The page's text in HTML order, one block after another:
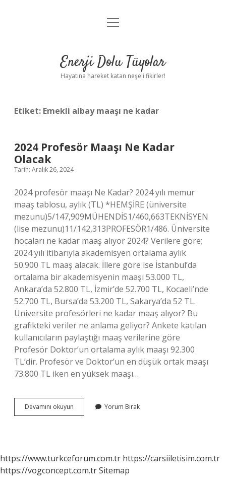
Anasayfa
Yasal Uyarı
menüyü
Enerji Dolu Tüyolar
Hayatına hareket katan neşeli fikirler!
Etiket: Emekli albay maaşı ne kadar
2024 Profesör Maaşı Ne Kadar
Olacak
Tarih: Aralık 26, 2024
2024 profesör maaşı Ne Kadar? 2024 yılı memur
maaş tablosu, aylık (TL) *HEMŞİRE (üniversite
mezunu)5/147,909MÜHENDİS1/460,663TEKNİSYEN
(lise mezunu)11/142,313PROFESÖR1/486. Üniversite
hocaları ne kadar maaş alıyor 2024? Verilere göre;
2024 yılı itibarıyla akademisyen ortalama aylık
50.900 TL maaş alacak. İllere göre ise İstanbul’da
ortalama bir akademisyenin maaşı 53.000 TL,
Ankara’da 52.800 TL, İzmir’de 52.700 TL, Kocaeli’nde
52.700 TL, Bursa’da 53.200 TL, Sakarya’da 52 TL.
Üniversite profesörleri ne kadar maaş alıyor? Bu
grafikteki veriler ne anlama geliyor? Ankete katılan
kullanıcıların paylaştığı maaş verilerine göre
Profesör Doktor’un ortalama aylık maaşı 92.300
TL’dir. Profesör ve Doktor’un en düşük ortak maaşı
73.800 TL iken en yüksek maaşı…
Devamını okuyun
Profesör
Yorum Bırak
https://www.turkceforum.com.tr https://carsiiletisim.com.tr
https://vogconcept.com.trSitemap